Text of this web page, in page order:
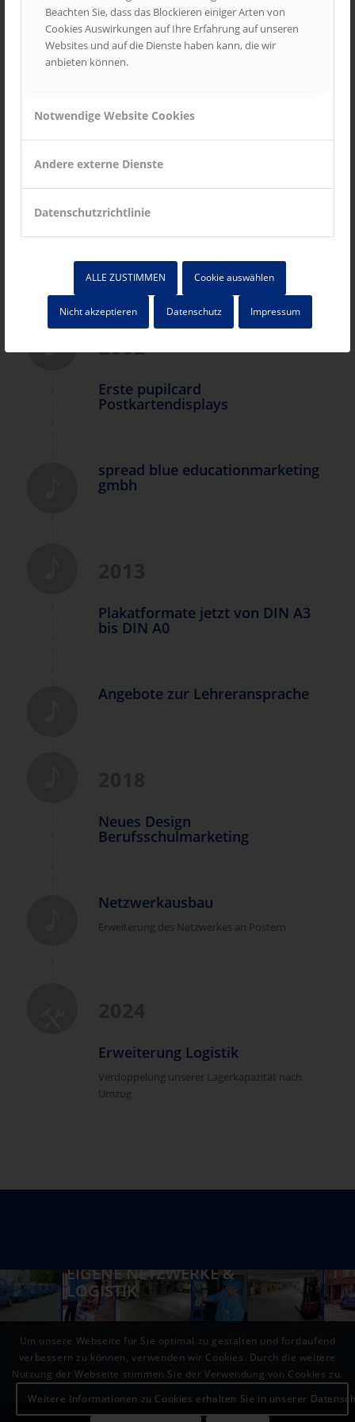
Beachten Sie, dass das Blockieren einiger Arten von
Cookies Auswirkungen auf Ihre Erfahrung auf unseren
Websites und auf die Dienste haben kann, die wir
anbieten können.
Notwendige Website Cookies
Andere externe Dienste
Datenschutzrichtlinie
ALLE ZUSTIMMEN Cookie auswählen
Nicht akzeptieren Datenschutz Impressum
Erstes Plakatdisplays mit
Schulverträgen
1999
Erste Gratisschulhefte mit
spread blue
2002
Erste pupilcard
Postkartendisplays
spread blue educationmarketing
gmbh
Plakatformate jetzt von DIN A3
bis DIN A0
Angebote zur Lehreransprache
Neues Design
Berufsschulmarketing
Netzwerkausbau
Erweiterung des Netzwerkes an Postern
Erweiterung Logistik
Verdoppelung unserer Lagerkapazität nach
Umzug
EIGENE NETZWERKE &
LOGISTIK
Um unsere Webseite für Sie optimal zu gestalten und fortlaufend
verbessern zu können, verwenden wir Cookies. Durch die weitere
Nutzung der Webseite stimmen Sie der Verwendung von Cookies zu.
Weitere Informationen zu Cookies erhalten Sie in unserer